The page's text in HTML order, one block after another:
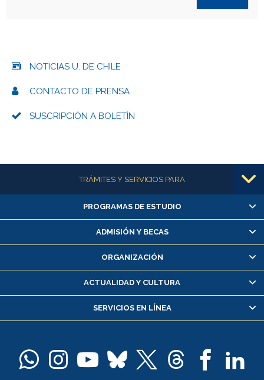
NOTICIAS U. DE CHILE
CONTACTO DE PRENSA
SUSCRIPCIÓN A BOLETÍN
Más informaciónTRÁMITES Y SERVICIOS PARA
Alumnas/os y exalumnas/os
Matrícula en línea
Inscripción y cambio de asignaturas
Consulta y certificado de notas
Servicio médico y dental
Pago de arancel y crédito alumnos
Docentes
PROGRAMAS DE ESTUDIO
ADMISIÓN Y BECAS
ORGANIZACIÓN
ACTUALIDAD Y CULTURA
SERVICIOS EN LÍNEA